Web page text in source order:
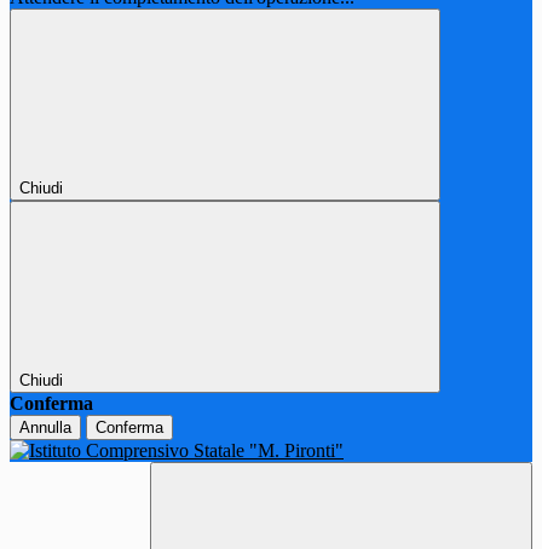
Chiudi
Chiudi
Conferma
Annulla Conferma